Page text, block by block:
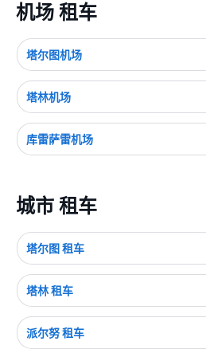
机场 租车
塔尔图机场
塔林机场
库雷萨雷机场
城市 租车
塔尔图 租车
塔林 租车
派尔努 租车